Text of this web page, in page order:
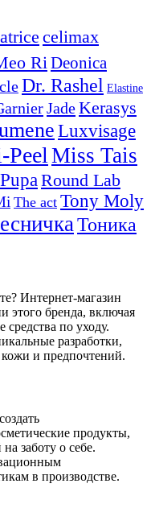
celimax
RiDeonica
Dr. Rashel Elastine
JadeKerasys
Luxvisage
PeelMiss Tais
PupaRound Lab
The act Tony Moly
Тоника
Интернет-магазин
этого бренда, включая
по уходу.
разработки,
и предпочтений.
продукты,
заботу о себе.
в производстве.